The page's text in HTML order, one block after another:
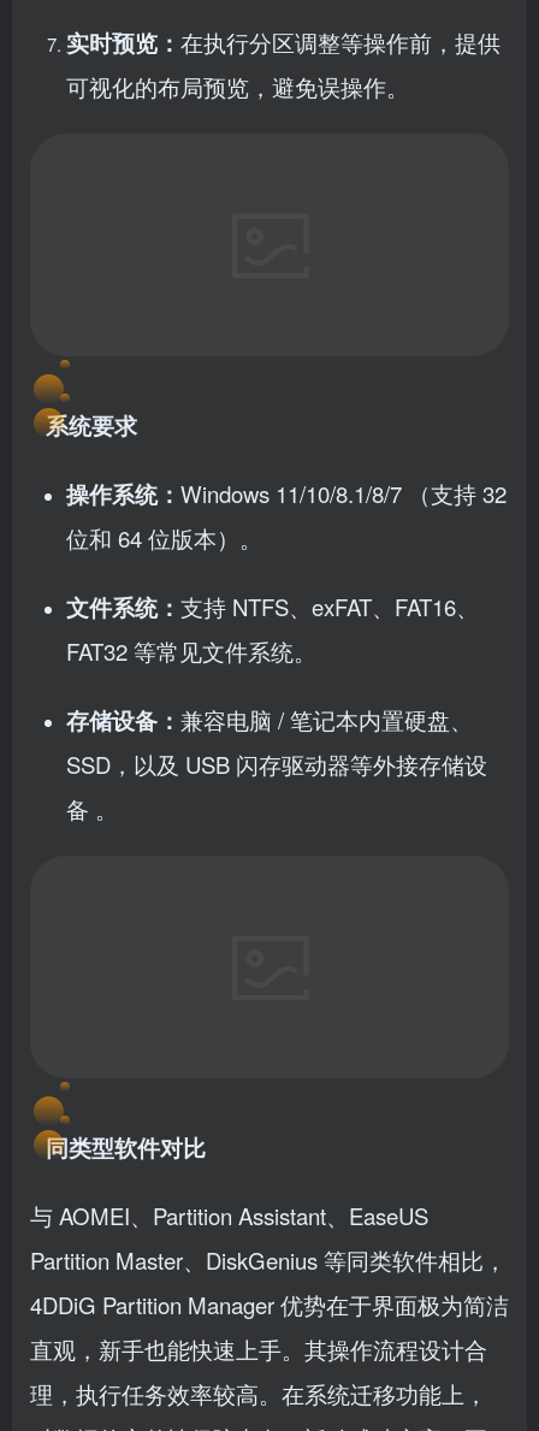
实时预览： 在执行分区调整等操作前，提供
可视化的布局预览，避免误操作。
系统要求
操作系统： Windows 11/10/8.1/8/7 （支持 32
位和 64 位版本）。
文件系统： 支持 NTFS、exFAT、FAT16、
FAT32 等常见文件系统。
存储设备： 兼容电脑 / 笔记本内置硬盘、
SSD，以及 USB 闪存驱动器等外接存储设
备 。
同类型软件对比
与 AOMEI、Partition Assistant、EaseUS
Partition Master、DiskGenius 等同类软件相比，
4DDiG Partition Manager 优势在于界面极为简洁
直观，新手也能快速上手。其操作流程设计合
理，执行任务效率较高。在系统迁移功能上，